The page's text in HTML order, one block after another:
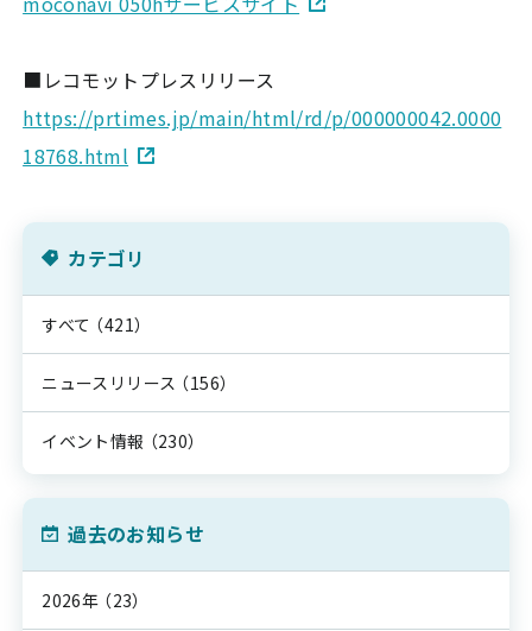
■レコモットプレスリリース
https://prtimes.jp/main/html/rd/p/000000042.0000
18768.html
カテゴリ
すべて （421）
ニュースリリース （156）
イベント情報 （230）
過去のお知らせ
2026年 （23）